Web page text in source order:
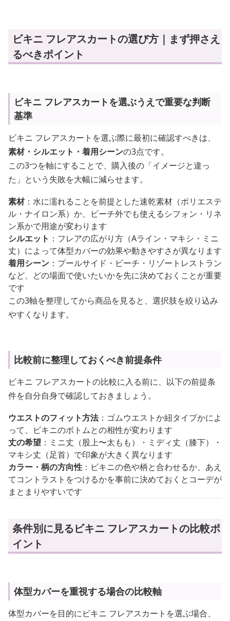
ビキニ フレアスカートの選び方｜まず押さえ
るべきポイント
ビキニ フレアスカートを選ぶうえで重要な判断
基準
ビキニ フレアスカートを選ぶ際に最初に確認すべきは、
素材・シルエット・着用シーンの3点です。
この3つを軸にすることで、購入後の「イメージと違っ
た」という失敗を大幅に減らせます。
素材：水に濡れることを前提とした速乾素材（ポリエステ
ル・ナイロン系）か、ビーチ外でも使えるシフォン・リネ
ン系かで用途が変わります
シルエット ：フレアの広がり方（Aライン・マキシ・ミニ
丈）によって体型カバーの効果や動きやすさが異なります
着用シーン ：プールサイド・ビーチ・リゾートレストラン
など、どの場面で使いたいかを先に決めておくことが重要
です
この3軸を整理してから商品を見ると、選択肢を絞り込み
やすくなります。
比較前に整理しておくべき前提条件
ビキニ フレアスカートの比較に入る前に、以下の前提条
件を自分自身で確認しておきましょう。
ウエストのフィット方法：ゴムウエストか紐タイプかによ
って、ビキニのボトムとの相性が変わります
丈の希望 ：ミニ丈（股上〜太もも）・ミディ丈（膝下）・
マキシ丈（足首）で印象が大きく異なります
カラー・柄の方向性 ：ビキニの色や柄と合わせるか、あえ
てコントラストをつけるかを事前に決めておくとコーデが
まとまりやすいです
条件別に見るビキニ フレアスカートの比較ポ
イント
体型カバーを重視する場合の比較軸
体型カバーを目的にビキニ フレアスカートを選ぶ場合、